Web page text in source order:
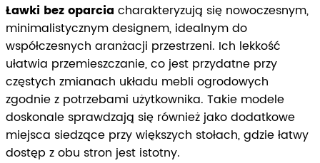
Ławki bez oparcia charakteryzują się nowoczesnym,
minimalistycznym designem, idealnym do
współczesnych aranżacji przestrzeni. Ich lekkość
ułatwia przemieszczanie, co jest przydatne przy
częstych zmianach układu mebli ogrodowych
zgodnie z potrzebami użytkownika. Takie modele
doskonale sprawdzają się również jako dodatkowe
miejsca siedzące przy większych stołach, gdzie łatwy
dostęp z obu stron jest istotny.